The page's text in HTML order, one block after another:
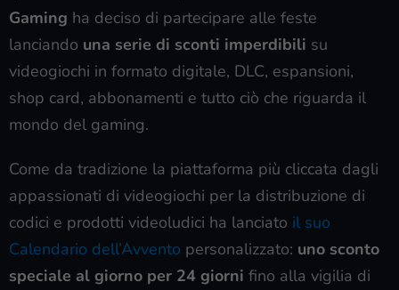
Gaming ha deciso di partecipare alle feste
lanciando una serie di sconti imperdibili su
videogiochi in formato digitale, DLC, espansioni,
shop card, abbonamenti e tutto ciò che riguarda il
mondo del gaming.
Come da tradizione la piattaforma più cliccata dagli
appassionati di videogiochi per la distribuzione di
codici e prodotti videoludici ha lanciato il suo
Calendario dell’Avvento personalizzato: uno sconto
speciale al giorno per 24 giorni fino alla vigilia di